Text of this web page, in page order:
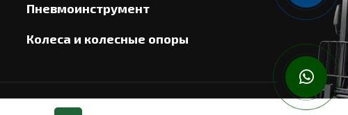
Пневмоинструмент
Колеса и колесные опоры
Сайт разработан в «Резалт»